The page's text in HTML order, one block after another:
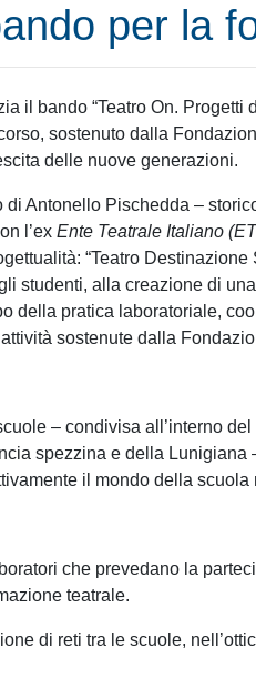
per la
il bando “Teatro On.
sostenuto dalla
delle nuove generazioni.
di Antonello Pischedda –
l’ex Ente Teatrale Italiano
“Teatro Destinazione
studenti, alla creazione di
della pratica laboratoriale,
sostenute dalla
– condivisa all’interno del
spezzina e della
il mondo della
che prevedano la
teatrale.
di reti tra le scuole,